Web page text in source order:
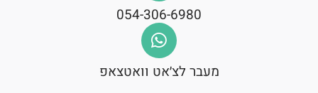
054-306-6980
מעבר לצ׳אט וואטצאפ